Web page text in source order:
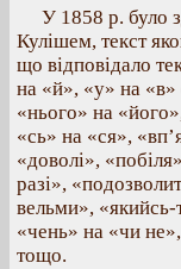
У 1858 р. було
Кулішем, текст
що відповідало
на «й», «у» на «в»
«нього» на
«сь» на «ся»,
«доволі»,
разі»,
вельми»,
«чень» на «чи
тощо.